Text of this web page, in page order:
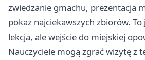
zwiedzanie gmachu, prezentacja
pokaz najciekawszych zbiorów. To
lekcja, ale wejście do miejskiej
Nauczyciele mogą zgrać wizytę z